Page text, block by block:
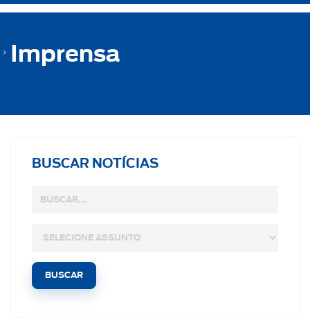
Imprensa
BUSCAR NOTÍCIAS